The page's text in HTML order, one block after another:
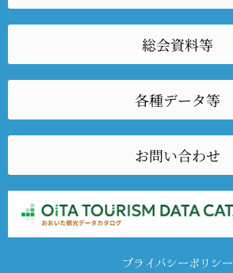
総会資料等
各種データ等
お問い合わせ
プライバシーポリシー